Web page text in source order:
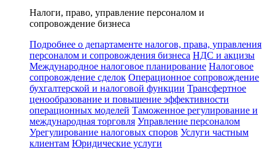
Налоги, право, управление персоналом и
сопровождение бизнеса
Подробнее о департаменте налогов, права, управления
персоналом и сопровождения бизнеса НДС и акцизы
Международное налоговое планирование Налоговое
сопровождение сделок Операционное сопровождение
бухгалтерской и налоговой функции Трансфертное
ценообразование и повышение эффективности
операционных моделей Таможенное регулирование и
международная торговля Управление персоналом
Урегулирование налоговых споров Услуги частным
клиентам Юридические услуги